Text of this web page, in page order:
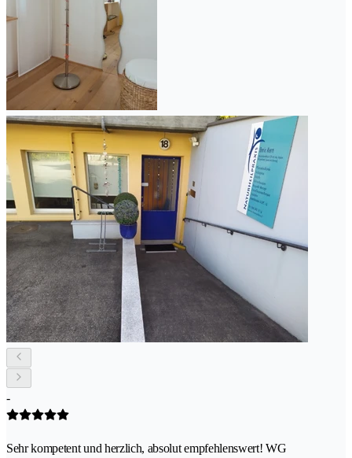
-
Sehr kompetent und herzlich, absolut empfehlenswert! WG